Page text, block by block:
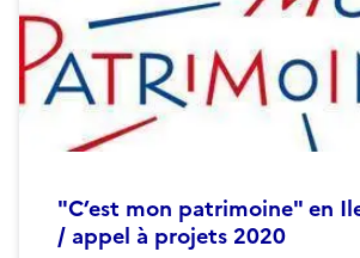
"C’est mon patrimoine" en
/ appel à projets 2020